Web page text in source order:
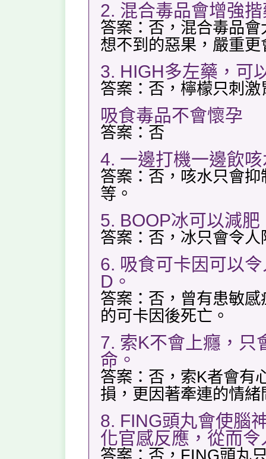
2. 混合毒品會增強
答案：否，混合毒品
想不到的惡果，嚴重
3. HIGH多左藥，可
答案：否，檸檬只刺
吸食毒品不會懷孕
答案：否
4. 一邊打機一邊飲
答案：否，咳水只會
等。
5. BOOP冰可以減
答案：否，冰只會令
6. 吸食可卡因可以
D。
答案：否，曾有患敏
的可卡因後死亡。
7. 索K不會上癮，只
命。
答案：否，索K者會有
損，更因著牽連的情
8. FING頭丸會使腦
化官感反應，從而
答案：否，FING頭丸